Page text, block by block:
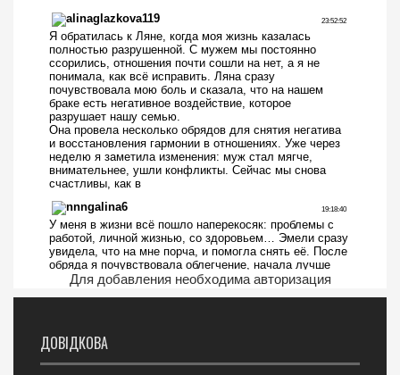
Для добавления необходима авторизация
ДОВІДКОВА